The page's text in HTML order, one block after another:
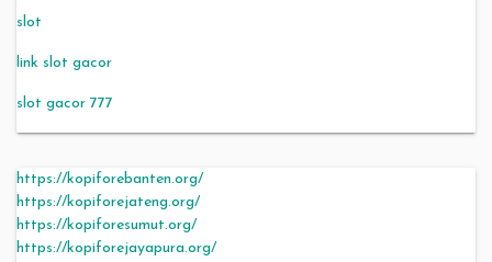
slot
link slot gacor
slot gacor 777
https://kopiforebanten.org/
https://kopiforejateng.org/
https://kopiforesumut.org/
https://kopiforejayapura.org/